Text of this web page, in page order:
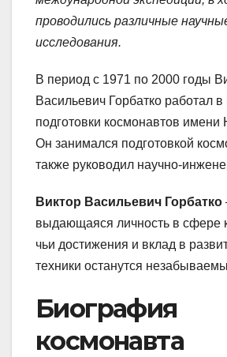
проводились различные
исследования.
В период с 1971 по 2000 годы
Васильевич Горбатко работал
подготовки космонавтов
Он занимался подготовкой
также руководил научно-
Виктор Васильевич Горбатко
выдающаяся личность в сфере
чьи достижения и вклад в
техники останутся
Биография
космонавта